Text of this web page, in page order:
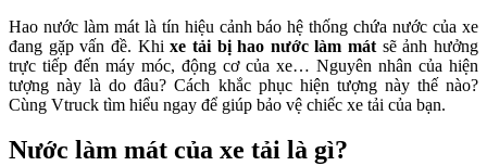
Hao nước làm mát là tín hiệu cảnh báo hệ thống chứa nước của xe
đang gặp vấn đề. Khixe tải bị hao nước làm mát sẽ ảnh hưởng
trực tiếp đến máy móc, động cơ của xe… Nguyên nhân của hiện
tượng này là do đâu? Cách khắc phục hiện tượng này thế nào?
Cùng Vtruck tìm hiểu ngay để giúp bảo vệ chiếc xe tải của bạn.
Nước làm mát của xe tải là gì?